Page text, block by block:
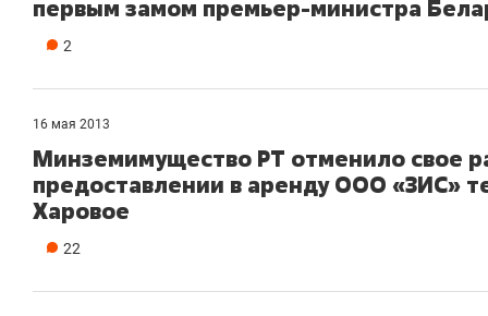
первым замом премьер-министра
2
16 мая 2013
Минземимущество РТ отменило свое
предоставлении в аренду ООО «ЗИС»
Харовое
22